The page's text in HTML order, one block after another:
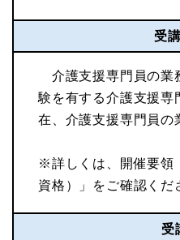
受
介護支援専門員の業
験を有する介護支援専
在、介護支援専門員の
※詳しくは、開催要領
資格）」をご確認くだ
受